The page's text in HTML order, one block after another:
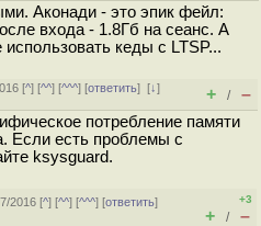
Аконади - это эпик фейл:
входа - 1.8Гб на сеанс. А
кеды с LTSP...
[^] [^^] [^^^] [ответить][↓]
+ / –
потребление памяти
Если есть проблемы с
ksysguard.
2016 [^] [^^] [^^^] [ответить]
+3
+ / –